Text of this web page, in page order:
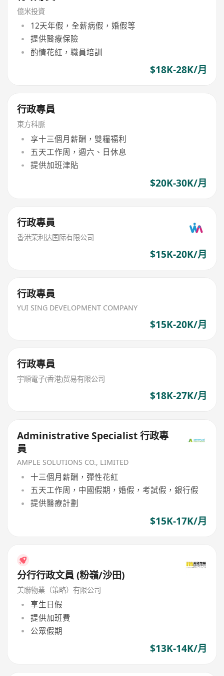
億米投資
12天年假，全薪病假，婚假等
提供醫療保險
酌情花紅，職員培訓
$18K-28K/月
行政專員
東方科脈
享十三個月薪酬，雙糧福利
五天工作周，週六、日休息
提供加班津貼
$20K-30K/月
行政專員
香港荣利达国际有限公司
$15K-20K/月
行政專員
YUI SING DEVELOPMENT COMPANY
$15K-20K/月
行政專員
宇順電子(香港)贸易有限公司
$18K-27K/月
Administrative Specialist 行政專
員
AMPLE SOLUTIONS CO., LIMITED
十三個月薪酬，彈性花紅
五天工作周，中國假期，婚假，考試假，銀行假
提供醫療計劃
$15K-17K/月
分行行政文員 (粉嶺/沙田)
美聯物業（策略）有限公司
享生日假
提供加班費
公眾假期
$13K-14K/月